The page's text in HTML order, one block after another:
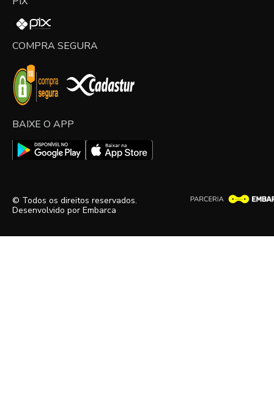
COMPRA SEGURA
BAIXE O APP
© Todos os direitos reservados.
Desenvolvido por Embarca